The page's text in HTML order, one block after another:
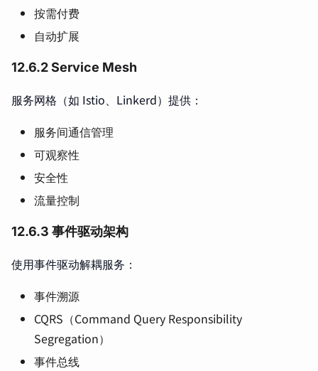
按需付费
自动扩展
12.6.2 Service Mesh
服务网格（如 Istio、Linkerd）提供：
服务间通信管理
可观察性
安全性
流量控制
12.6.3 事件驱动架构
使用事件驱动解耦服务：
事件溯源
CQRS（Command Query Responsibility
Segregation）
事件总线